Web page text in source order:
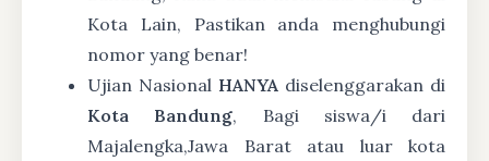
Kota Lain, Pastikan anda menghubungi
nomor yang benar!
Ujian Nasional HANYA diselenggarakan di
Kota Bandung, Bagi siswa/i dari
Majalengka,Jawa Barat atau luar kota